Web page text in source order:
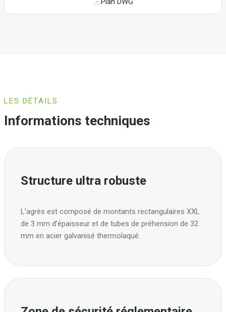
LES DÉTAILS
Informations techniques
Structure ultra robuste
L’agrès est composé de montants rectangulaires XXL
de 3 mm d’épaisseur et de tubes de préhension de 32
mm en acier galvanisé thermolaqué.